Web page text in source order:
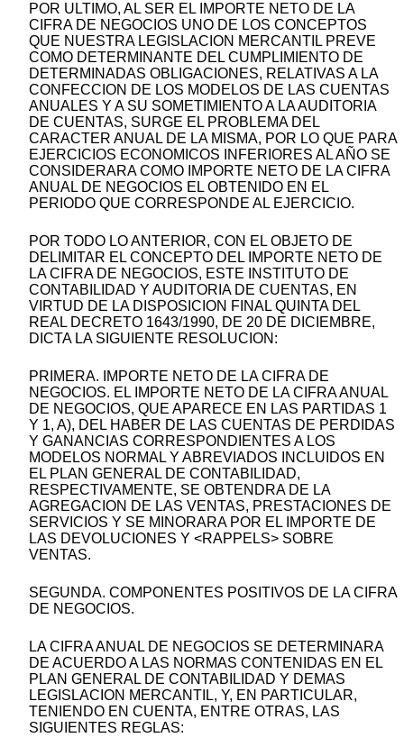
POR ULTIMO, AL SER EL IMPORTE NETO DE LA
CIFRA DE NEGOCIOS UNO DE LOS CONCEPTOS
QUE NUESTRA LEGISLACION MERCANTIL PREVE
COMO DETERMINANTE DEL CUMPLIMIENTO DE
DETERMINADAS OBLIGACIONES, RELATIVAS A LA
CONFECCION DE LOS MODELOS DE LAS CUENTAS
ANUALES Y A SU SOMETIMIENTO A LA AUDITORIA
DE CUENTAS, SURGE EL PROBLEMA DEL
CARACTER ANUAL DE LA MISMA, POR LO QUE PARA
EJERCICIOS ECONOMICOS INFERIORES AL AÑO SE
CONSIDERARA COMO IMPORTE NETO DE LA CIFRA
ANUAL DE NEGOCIOS EL OBTENIDO EN EL
PERIODO QUE CORRESPONDE AL EJERCICIO.
POR TODO LO ANTERIOR, CON EL OBJETO DE
DELIMITAR EL CONCEPTO DEL IMPORTE NETO DE
LA CIFRA DE NEGOCIOS, ESTE INSTITUTO DE
CONTABILIDAD Y AUDITORIA DE CUENTAS, EN
VIRTUD DE LA DISPOSICION FINAL QUINTA DEL
REAL DECRETO 1643/1990, DE 20 DE DICIEMBRE,
DICTA LA SIGUIENTE RESOLUCION:
PRIMERA. IMPORTE NETO DE LA CIFRA DE
NEGOCIOS. EL IMPORTE NETO DE LA CIFRA ANUAL
DE NEGOCIOS, QUE APARECE EN LAS PARTIDAS 1
Y 1, A), DEL HABER DE LAS CUENTAS DE PERDIDAS
Y GANANCIAS CORRESPONDIENTES A LOS
MODELOS NORMAL Y ABREVIADOS INCLUIDOS EN
EL PLAN GENERAL DE CONTABILIDAD,
RESPECTIVAMENTE, SE OBTENDRA DE LA
AGREGACION DE LAS VENTAS, PRESTACIONES DE
SERVICIOS Y SE MINORARA POR EL IMPORTE DE
LAS DEVOLUCIONES Y <RAPPELS> SOBRE
VENTAS.
SEGUNDA. COMPONENTES POSITIVOS DE LA CIFRA
DE NEGOCIOS.
LA CIFRA ANUAL DE NEGOCIOS SE DETERMINARA
DE ACUERDO A LAS NORMAS CONTENIDAS EN EL
PLAN GENERAL DE CONTABILIDAD Y DEMAS
LEGISLACION MERCANTIL, Y, EN PARTICULAR,
TENIENDO EN CUENTA, ENTRE OTRAS, LAS
SIGUIENTES REGLAS: